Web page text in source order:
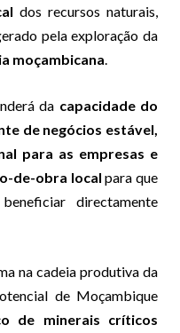
dos recursos naturais,
pela exploração da
moçambicana.
da capacidade do
de negócios estável,
para as empresas e
de-obra local para que
directamente
na cadeia produtiva da
de Moçambique
de minerais críticos